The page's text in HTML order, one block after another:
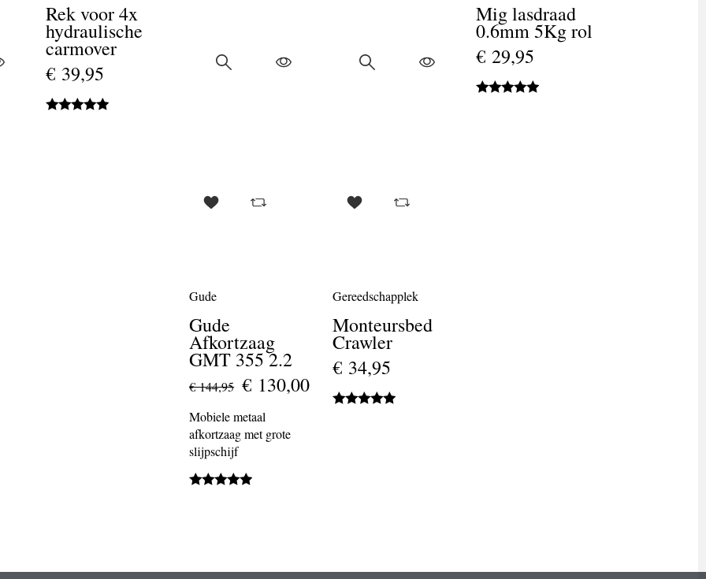
Rek voor 4x
hydraulische
carmover
€ 39,95
Gude
Gude
Afkortzaag
GMT 355 2.2
€ 144,95 € 130,00
Mobiele metaal
afkortzaag met grote
slijpschijf
Gereedschapplek
Monteursbed
Crawler
€ 34,95
Mig lasdraad
0.6mm 5Kg rol
€ 29,95